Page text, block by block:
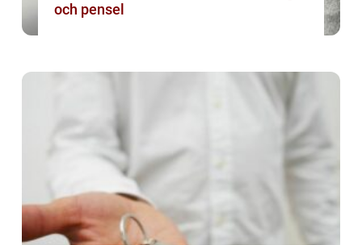
och pensel